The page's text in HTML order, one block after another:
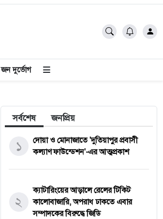
জন দুর্ভোগ
সর্বশেষ জনপ্রিয়
১
দোয়া ও মোনাজাতে 'দুতিয়াপুর প্রবাসী
কল্যাণ ফাউন্ডেশন'-এর আত্মপ্রকাশ
২
ক্যাটারিংয়ের আড়ালে রেলের টিকিট
কালোবাজারি, অপরাধ ঢাকতে এবার
সম্পাদকের বিরুদ্ধে জিডি